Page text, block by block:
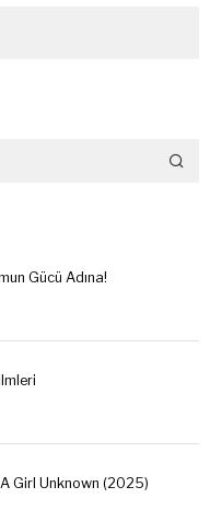
Gücü Adına!
A Girl Unknown (2025)